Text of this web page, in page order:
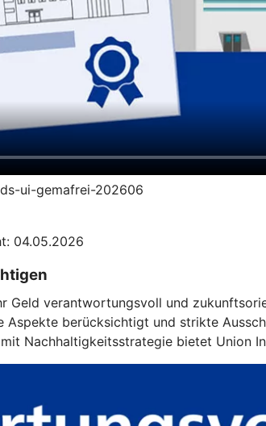
ui-gemafrei-202606
04.05.2026
Geld verantwortungsvoll und
berücksichtigt und strikte
Nachhaltigkeitsstrategie bietet Union